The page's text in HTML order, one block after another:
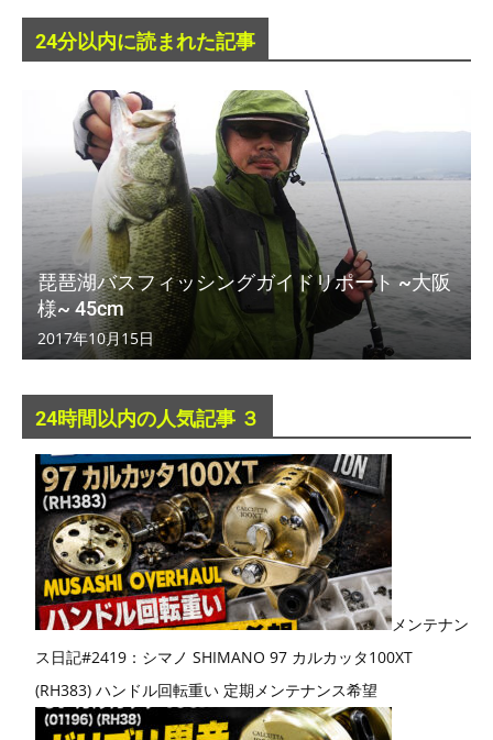
24分以内に読まれた記事
琵琶湖バスフィッシングガイドリポート ~大阪
様~ 45cm
2017年10月15日
24時間以内の人気記事 ３
メンテナン
ス日記#2419：シマノ SHIMANO 97 カルカッタ100XT
(RH383) ハンドル回転重い 定期メンテナンス希望